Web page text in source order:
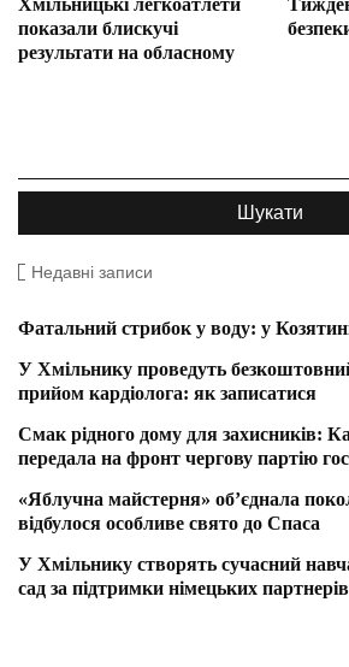
Хмільницькі легкоатлети
показали блискучі
результати на обласному
Недавні записи
Фатальний стрибок у воду: у
У Хмільнику проведуть
прийом кардіолога: як записатися
Смак рідного дому для захисників:
передала на фронт чергову партію
«Яблучна майстерня» об’єднала
відбулося особливе свято до Спаса
У Хмільнику створять сучасний
сад за підтримки німецьких партнерів